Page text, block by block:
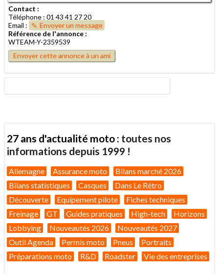
Contact :
Téléphone : 01 43 41 27 20
Email :
Envoyer un message
Référence de l'annonce :
WTEAM-Y-2359539
Envoyer cette annonce à un ami
27 ans d'actualité moto : toutes nos
informations depuis 1999 !
Allemagne Assurance moto
Bilans marché 2026
Bilans statistiques
Casques
Dans Le Rétro
Découverte
Equipement pilote
Fiches techniques
Freinage
GT Guides pratiques High-tech
Horizons
Lobbying
Nouveautés 2026
Nouveautés 2027
Outil Agenda
Permis moto Pneus
Portraits
Préparations moto
R&D Roadster Vie des entreprises